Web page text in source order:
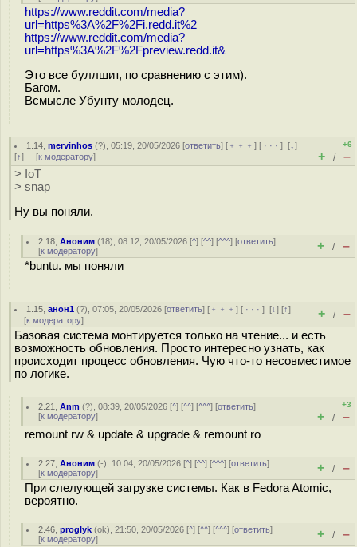
https://www.reddit.com/media?
url=https%3A%2F%2Fi.redd.it%2
https://www.reddit.com/media?
url=https%3A%2F%2Fpreview.redd.it&
Это все буллшит, по сравнению с этим).
Багом.
Всмысле Убунту молодец.
1.14 ,mervinhos (?), 05:19, 20/05/2026 [ответить] [ ﹢﹢﹢] [ · · ·][↓]
[↑] [к модератору]
+6
+ / –
> IoT
> snap
Ну вы поняли.
2.18 ,Аноним (18), 08:12, 20/05/2026 [^] [^^] [^^^] [ответить]
[к модератору] + / –
*buntu. мы поняли
1.15 ,анон1 (?), 07:05, 20/05/2026 [ответить] [ ﹢﹢﹢] [ · · ·][↓] [↑]
[к модератору] + / –
Базовая система монтируется только на чтение... и есть
возможность обновления. Просто интересно узнать, как
происходит процесс обновления. Чую что-то несовместимое
по логике.
2.21 ,Anm (?), 08:39, 20/05/2026 [^] [^^] [^^^] [ответить]
[к модератору]
+3
+ / –
remount rw & update & upgrade & remount ro
2.27 ,Аноним (-), 10:04, 20/05/2026 [^] [^^] [^^^] [ответить]
[к модератору] + / –
При слелующей загрузке системы. Как в Fedora Atomic,
вероятно.
2.46 ,proglyk (ok), 21:50, 20/05/2026 [^] [^^] [^^^] [ответить]
[к модератору] + / –